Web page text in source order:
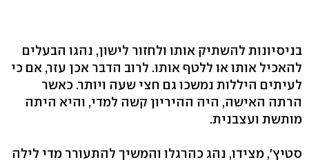
בניסיונות להשתיק אותו ולחזור לישון, נהגו הבעלים
להאכיל אותו או ללטף אותו. לרוב הדבר אכן עזר, אם כי
לעיתים היללות נמשכו גם חצי שעה ויותר. כאשר
הרתה האישה, היה ההיריון קשה למדי, והיא היתה
מותשת ועצבנית.
סטיץ', מצידו, נהג כהרגלו והמשיך להתעורר מדי לילה